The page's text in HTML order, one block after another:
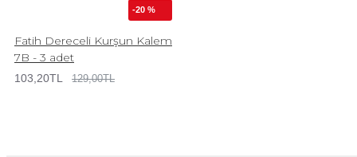
-20 %
Fatih Dereceli Kurşun Kalem
7B - 3 adet
103,20TL 129,00TL